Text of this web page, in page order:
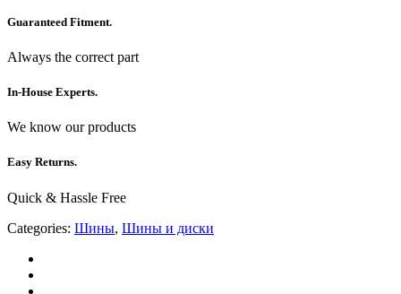
Guaranteed Fitment.
Always the correct part
In-House Experts.
We know our products
Easy Returns.
Quick & Hassle Free
Categories: Шины, Шины и диски